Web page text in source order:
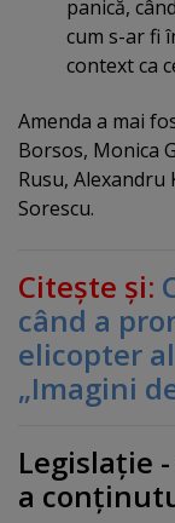
panică,
cum s-ar fi
context ca
Amenda a mai
Borsos, Monica
Rusu, Alexandru
Sorescu.
Citeşte şi:
când a
elicopter
„Imagini
Legislaţie
a